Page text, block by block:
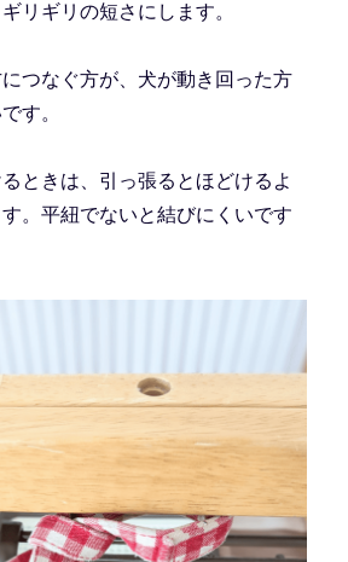
リギリの短さにします。
つなぐ方が、犬が動き回った方
す。
ときは、引っ張るとほどけるよ
。平紐でないと結びにくいです